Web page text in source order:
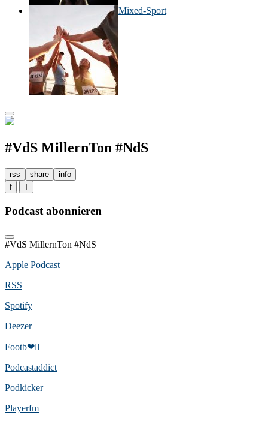
Mixed-Sport
#VdS MillernTon #NdS
rss share
info
f
T
Podcast abonnieren
#VdS MillernTon #NdS
Apple Podcast
RSS
Spotify
Deezer
Footb❤ll
Podcast­addict
Podkicker
Playerfm